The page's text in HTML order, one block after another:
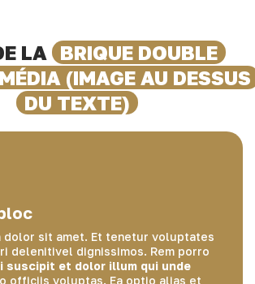
LA
BRIQUE DOUBLE
(IMAGE AU DESSUS
DU TEXTE)
dolor sit amet. Et tenetur voluptates
delenitivel dignissimos. Rem porro
suscipit et dolor illum qui unde
officiis voluptas. Ea optio alias et